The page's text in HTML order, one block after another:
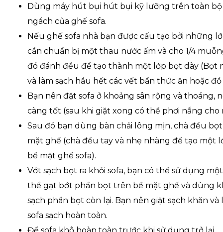
Dùng máy hút bụi hút bụi kỹ lưỡng trên toàn bộ
ngách của ghế sofa.
Nếu ghế sofa nhà bạn được cấu tạo bởi những
cần chuẩn bị một thau nước ấm và cho 1/4
đó đánh đều để tạo thành một lớp bọt dày (Bọt
và làm sạch hầu hết các vết bẩn thức ăn hoặc
Bạn nên đặt sofa ở khoảng sân rộng và thoáng,
càng tốt (sau khi giặt xong có thể phơi nắng cho
Sau đó bạn dùng bàn chải lông mịn, chà đều
mặt ghế (chà đều tay và nhẹ nhàng để tạo một
bề mặt ghế sofa).
Vớt sạch bọt ra khỏi sofa, bạn có thể sử dụng
thể gạt bớt phần bọt trên bề mặt ghế và dùng
sạch phần bọt còn lại. Bạn nên giặt sạch khăn
sofa sạch hoàn toàn.